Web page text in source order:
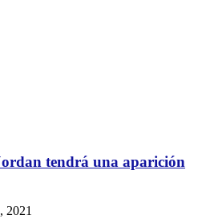
tendrá una aparición
2021